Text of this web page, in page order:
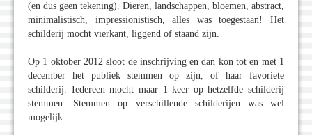
(en dus geen tekening). Dieren, landschappen, bloemen, abstract,
minimalistisch, impressionistisch, alles was toegestaan! Het
schilderij mocht vierkant, liggend of staand zijn.
Op 1 oktober 2012 sloot de inschrijving en dan kon tot en met 1
december het publiek stemmen op zijn, of haar favoriete
schilderij. Iedereen mocht maar 1 keer op hetzelfde schilderij
stemmen. Stemmen op verschillende schilderijen was wel
mogelijk.